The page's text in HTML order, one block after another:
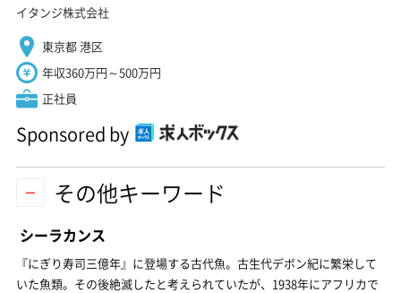
イタンジ株式会社
東京都 港区
年収360万円～500万円
正社員
Sponsored by
その他キーワード
シーラカンス
『にぎり寿司三億年』に登場する古代魚。古生代デボン紀に繁栄して
いた魚類。その後絶滅したと考えられていたが、1938年にアフリカで